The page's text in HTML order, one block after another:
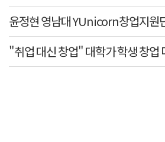
윤정현 영남대 YUnicorn창업지원
"취업 대신 창업" 대학가 학생 창